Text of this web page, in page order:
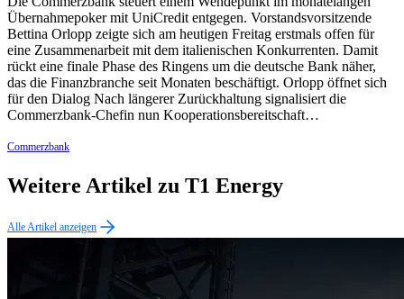
Übernahmepoker mit UniCredit entgegen. Vorstandsvorsitzende
Bettina Orlopp zeigte sich am heutigen Freitag erstmals offen für
eine Zusammenarbeit mit dem italienischen Konkurrenten. Damit
rückt eine finale Phase des Ringens um die deutsche Bank näher,
das die Finanzbranche seit Monaten beschäftigt. Orlopp öffnet sich
für den Dialog Nach längerer Zurückhaltung signalisiert die
Commerzbank-Chefin nun Kooperationsbereitschaft…
Commerzbank
Weitere Artikel zu T1 Energy
Alle Artikel anzeigen